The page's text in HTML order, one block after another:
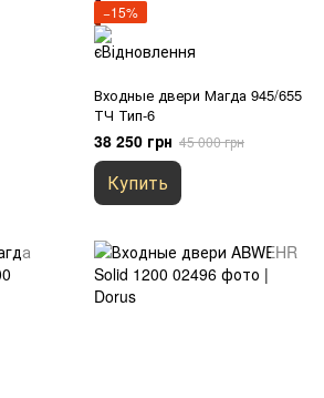
−15%
Входные двери Магда 945/655
ТЧ Тип-6
38 250 грн 45 000 грн
Купить